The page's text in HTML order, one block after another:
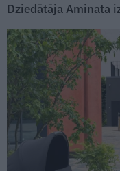
Dziedātāja Aminata